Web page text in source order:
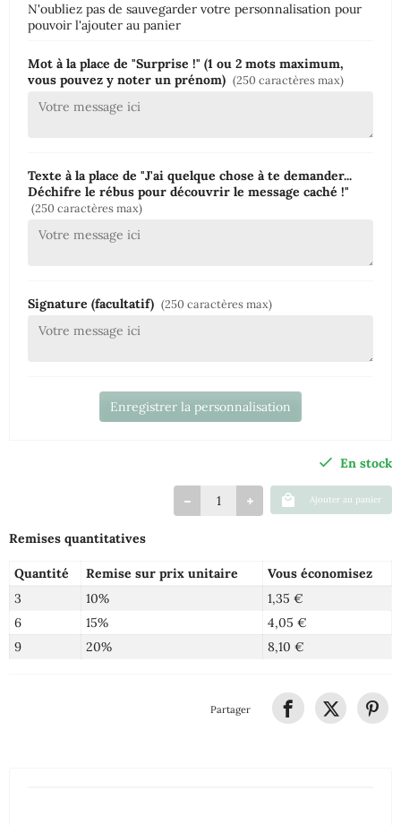
N'oubliez pas de sauvegarder votre personnalisation pour
pouvoir l'ajouter au panier
Mot à la place de "Surprise !" (1 ou 2 mots maximum,
vous pouvez y noter un prénom) (250 caractères max)
Texte à la place de "J'ai quelque chose à te demander...
Déchifre le rébus pour découvrir le message caché !"
(250 caractères max)
Signature (facultatif) (250 caractères max)
Enregistrer la personnalisation
En stock
Ajouter au panier
Remises quantitatives
Quantité Remise sur prix unitaire
Vous économisez
3
10%
1,35 €
6
15%
4,05 €
9
20% 8,10 €
Partager